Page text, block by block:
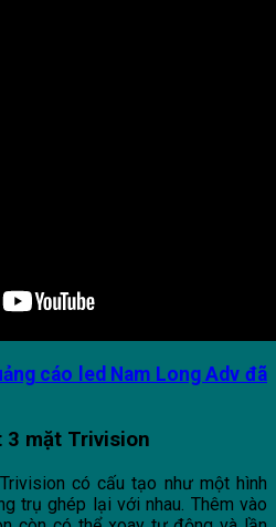
cáo led Nam Long Adv đã
3 mặt Trivision
có cấu tạo như một hình
trụ ghép lại với nhau. Thêm vào